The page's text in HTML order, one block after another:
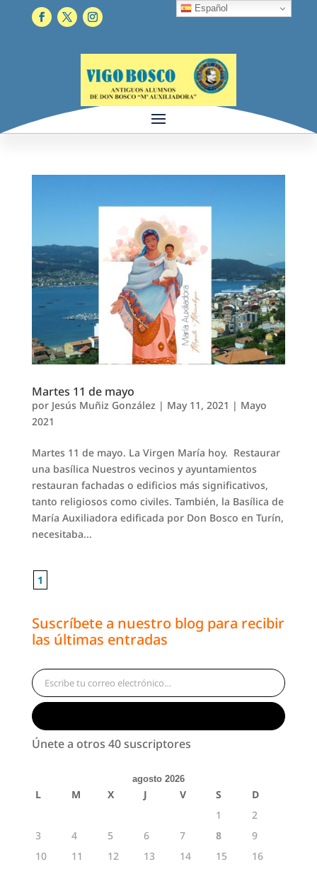
Martes 11 de mayo
por Jesús Muñiz González | May 11, 2021 | Mayo
2021
Martes 11 de mayo. La Virgen María hoy. Restaurar
una basílica Nuestros vecinos y ayuntamientos
restauran fachadas o edificios más significa­tivos,
tanto religiosos como civiles. También, la Basílica de
María Auxiliadora edificada por Don Bosco en Turín,
necesita­ba...
1
Suscríbete a nuestro blog para recibir
las últimas entradas
Escribe tu correo electrónico…
Únete a otros 40 suscriptores
agosto 2026
L M X J V S
D
1
2
3
4 5 6 7 8
9
10
11 12 13 14 15
16
Español